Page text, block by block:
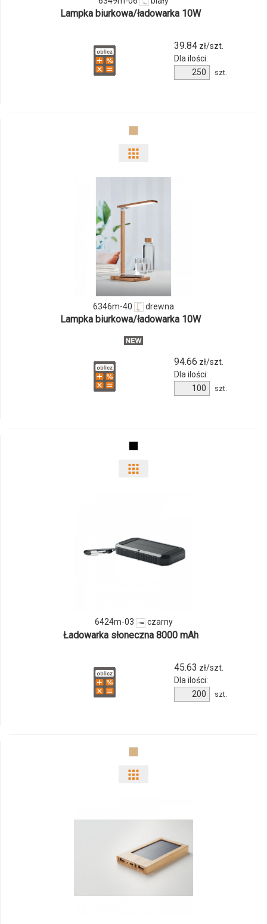
Lampka biurkowa/ładowarka 10W
39.84zł/szt.
Dla ilości:
produktu
szt.
odmiany
i
produktu
6346m-
40
6346m-40 drewna
Lampka biurkowa/ładowarka 10W
94.66 zł/szt.
Dla ilości:
produktu
szt.
ilości
produktu
6424m-03 czarny
Ładowarka słoneczna 8000 mAh
45.63 zł/szt.
Dla ilości:
produktu
szt.
ilości
produktu